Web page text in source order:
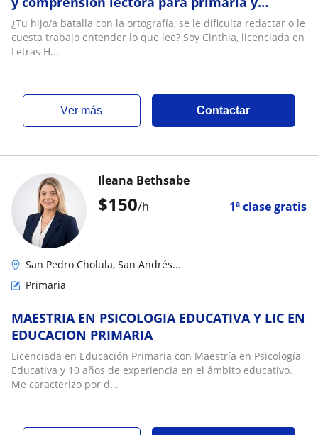
secundaria
¿Tu hijo/a batalla con la ortografía, se le dificulta redactar o le
cuesta trabajo entender lo que lee? Soy Cinthia, licenciada en
Letras H...
ver más Contactar
$150/h 1ª clase gratis
Ileana Bethsabe
San Pedro Cholula, San Andrés...
Primaria
MAESTRIA EN PSICOLOGIA EDUCATIVA Y LIC EN
EDUCACION PRIMARIA
Licenciada en Educación Primaria con Maestría en Psicología
Educativa y 10 años de experiencia en el ámbito educativo.
Me caracterizo por d...